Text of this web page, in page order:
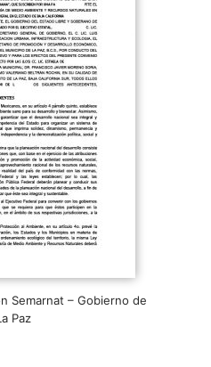
Semarnat – Gobierno de
Paz